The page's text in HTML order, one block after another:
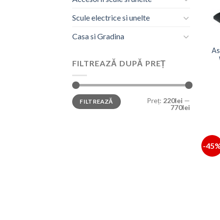
Scule electrice si unelte
Casa si Gradina
FILTREAZĂ DUPĂ PREȚ
Preț
minim
Preț
maxim
FILTREAZĂ Preț: 220lei —
770lei
-